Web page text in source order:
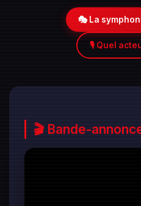
🎭 La
🎙️ Quel
🎬 Bande-